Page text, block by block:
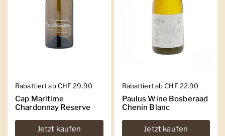
Regulärer Preis
Rabattiert ab CHF 29.90
Cap Maritime
Chardonnay Reserve
Jetzt kaufen
Regulärer Preis
Rabattiert ab CHF 22.90
Paulus Wine Bosberaad
Chenin Blanc
Jetzt kaufen